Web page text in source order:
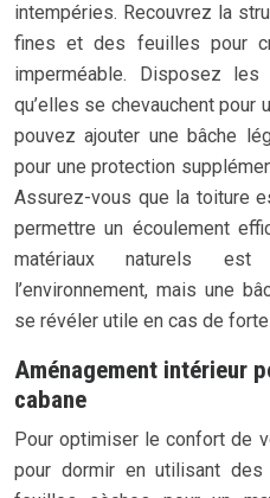
intempéries. Recouvrez la
fines et des feuilles pour
imperméable. Disposez
qu’elles se chevauchent pour
pouvez ajouter une bâche
pour une protection
Assurez-vous que la toiture
permettre un écoulement
matériaux naturels
l’environnement, mais une
se révéler utile en cas de
Aménagement intérieur
cabane
Pour optimiser le confort de
pour dormir en utilisant